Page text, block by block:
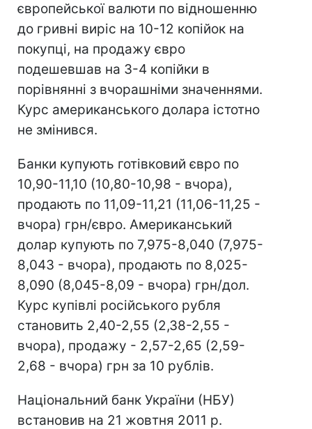
європейської валюти по відношенню
до гривні виріс на 10-12 копійок на
покупці, на продажу євро
подешевшав на 3-4 копійки в
порівнянні з вчорашніми значеннями.
Курс американського долара істотно
не змінився.
Банки купують готівковий євро по
10,90-11,10 (10,80-10,98 - вчора),
продають по 11,09-11,21 (11,06-11,25 -
вчора) грн/євро. Американський
долар купують по 7,975-8,040 (7,975-
8,043 - вчора), продають по 8,025-
8,090 (8,045-8,09 - вчора) грн/дол.
Курс купівлі російського рубля
становить 2,40-2,55 (2,38-2,55 -
вчора), продажу - 2,57-2,65 (2,59-
2,68 - вчора) грн за 10 рублів.
Національний банк України (НБУ)
встановив на 21 жовтня 2011 р.